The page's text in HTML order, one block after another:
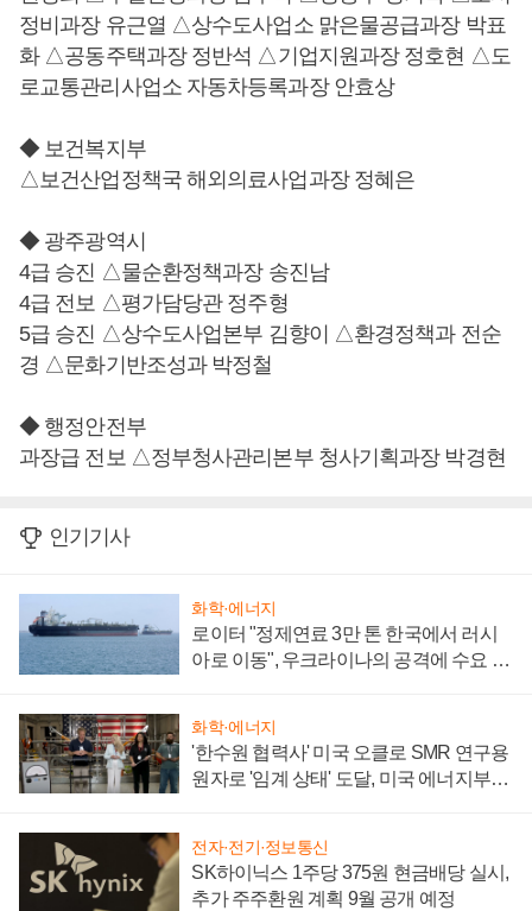
정비과장 유근열 △상수도사업소 맑은물공급과장 박표
화 △공동주택과장 정반석 △기업지원과장 정호현 △도
로교통관리사업소 자동차등록과장 안효상
◆ 보건복지부
△보건산업정책국 해외의료사업과장 정혜은
◆ 광주광역시
4급 승진 △물순환정책과장 송진남
4급 전보 △평가담당관 정주형
5급 승진 △상수도사업본부 김향이 △환경정책과 전순
경 △문화기반조성과 박정철
◆ 행정안전부
과장급 전보 △정부청사관리본부 청사기획과장 박경현
인기기사
화학·에너지
로이터 "정제연료 3만 톤 한국에서 러시
아로 이동", 우크라이나의 공격에 수요 늘
화학·에너지
'한수원 협력사' 미국 오클로 SMR 연구용
원자로 '임계 상태' 도달, 미국 에너지부
전자·전기·정보통신
SK하이닉스 1주당 375원 현금배당 실시,
추가 주주환원 계획 9월 공개 예정